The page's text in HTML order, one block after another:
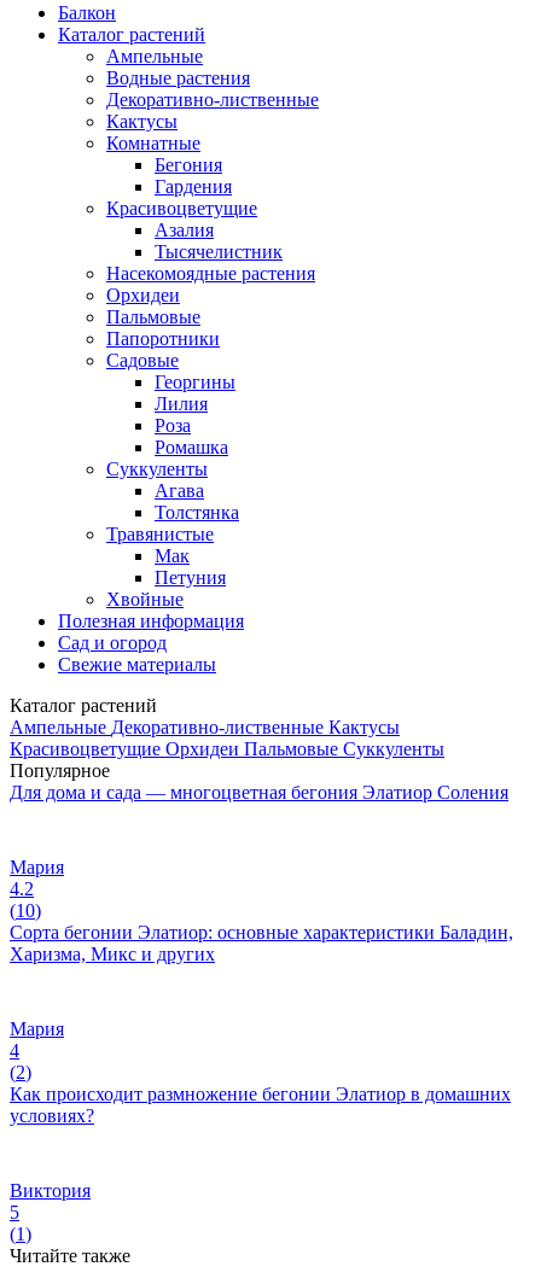
Балкон
Каталог растений
Ампельные
Водные растения
Декоративно-лиственные
Кактусы
Комнатные
Бегония
Гардения
Красивоцветущие
Азалия
Тысячелистник
Насекомоядные растения
Орхидеи
Пальмовые
Папоротники
Садовые
Георгины
Лилия
Роза
Ромашка
Суккуленты
Агава
Толстянка
Травянистые
Мак
Петуния
Хвойные
Полезная информация
Сад и огород
Свежие материалы
Каталог растений
Ампельные Декоративно-лиственные Кактусы
Красивоцветущие Орхидеи Пальмовые Суккуленты
Популярное
Для дома и сада — многоцветная бегония Элатиор Соления
Мария
4.2
(10)
Сорта бегонии Элатиор: основные характеристики Баладин,
Харизма, Микс и других
Мария
4
(2)
Как происходит размножение бегонии Элатиор в домашних
условиях?
Виктория
5
(1)
Читайте также